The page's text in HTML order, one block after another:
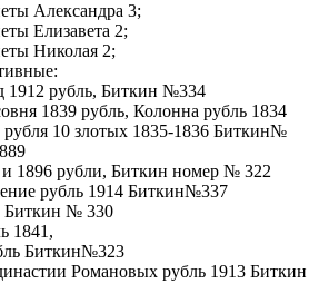
Александра 3;
Елизавета 2;
Николая 2;
1912 рубль, Биткин №334
1839 рубль, Колонна рубль 1834
10 злотых 1835-1836 Биткин№
1896 рубли, Биткин номер № 322
рубль 1914 Биткин№337
Биткин № 330
1841,
Биткин№323
Романовых рубль 1913 Биткин